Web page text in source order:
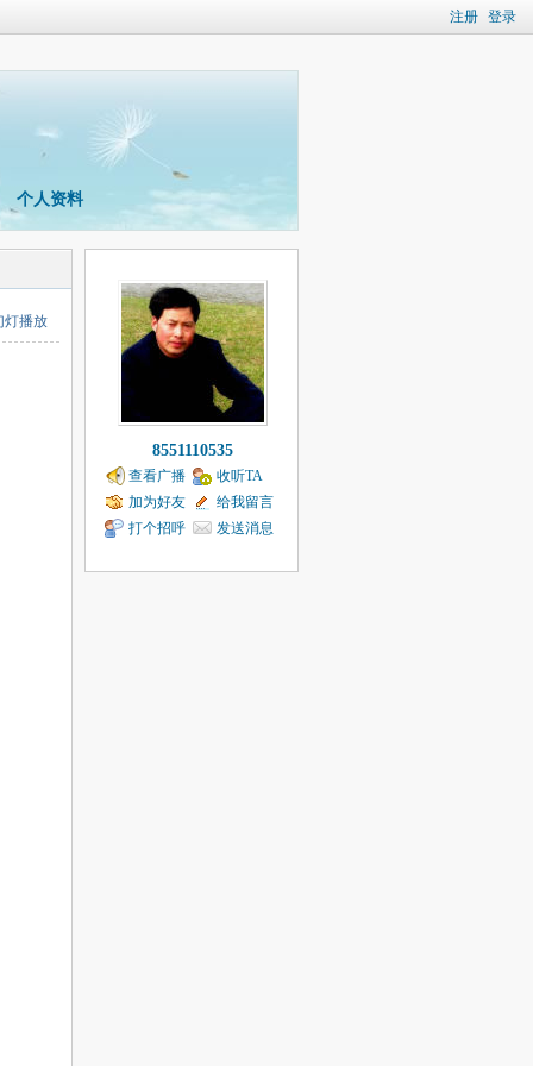
注册 登录
个人资料
灯播放
8551110535
查看广播
收听TA
加为好友
给我留言
打个招呼
发送消息